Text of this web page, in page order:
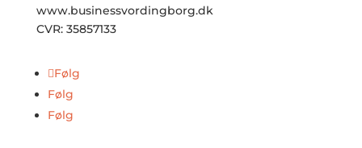
www.businessvordingborg.dk
CVR: 35857133
Følg
Følg
Følg